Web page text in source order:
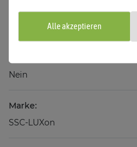
Lichtfarbe:
2700 - 4000 - 6500 Kelvin -
Nein
Marke:
SSC-LUXon
Alle akzeptieren